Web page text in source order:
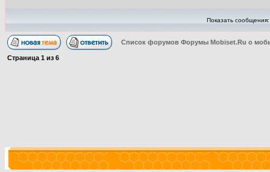
Показать
Список форумов Форумы Mobiset.Ru о
Страница 1 из 6